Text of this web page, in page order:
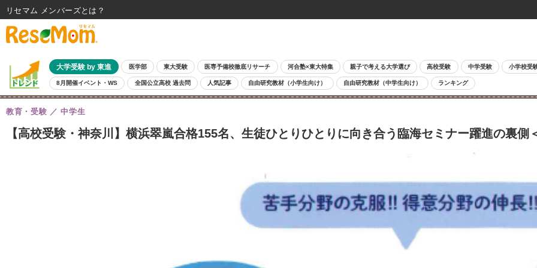
大学受験 by 東進 医学部 東大受験 医専予備校徹底リサーチ 河合塾×東大特集 親子で考える大学選び 高校受験 中学受験 小学校受
8月開催イベント・WS 全国公立高校 過去問 人気記事 自由研究教材（小学生向け） 自由研究教材（中学生向け） ランキング
【高校受験・神奈川】横浜翠嵐合格155名、生徒ひとりひとりに向き合う臨海セミナー躍進の裏側
教育・受験 中学生
リセマム メンバーズ